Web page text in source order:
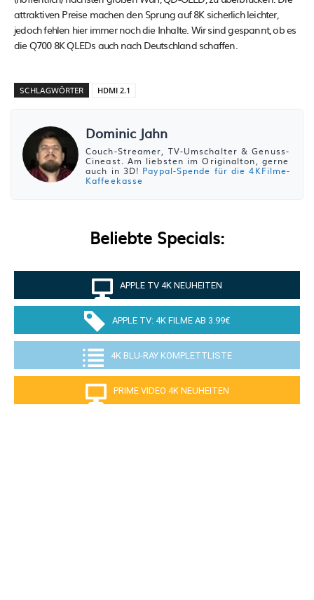
attraktiven Preise machen den Sprung auf 8K sicherlich leichter,
jedoch fehlen hier immer noch die Inhalte. Wir sind gespannt, ob es
die Q700 8K QLEDs auch nach Deutschland schaffen.
SCHLAGWÖRTER HDMI 2.1
Dominic Jahn
Couch-Streamer, TV-Umschalter & Genuss-
Cineast. Am liebsten im Originalton, gerne
auch in 3D! Paypal-Spende für die 4KFilme-
Kaffeekasse
Beliebte Specials:
APPLE TV 4K NEUHEITEN
APPLE TV: 4K FILME AB 3.99€
4K BLU-RAY KOMPLETTLISTE
PRIME VIDEO 4K NEUHEITEN